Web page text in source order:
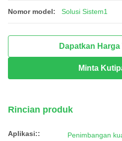
Nomor model: Solusi Sistem1
Dapatkan Harga
Minta
Rincian produk
Aplikasi::
Penimbangan